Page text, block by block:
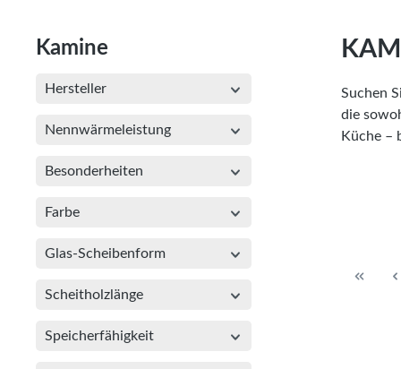
Kamine
Hersteller
Nennwärmeleistung
Besonderheiten
Farbe
Glas-Scheibenform
Scheitholzlänge
Speicherfähigkeit
Suchen
die
Küche –